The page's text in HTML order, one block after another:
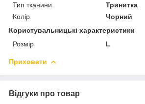
Тип тканини
Тринитка
Колір
Чорний
Користувальницькі характеристики
Розмір
L
Приховати
Відгуки про товар